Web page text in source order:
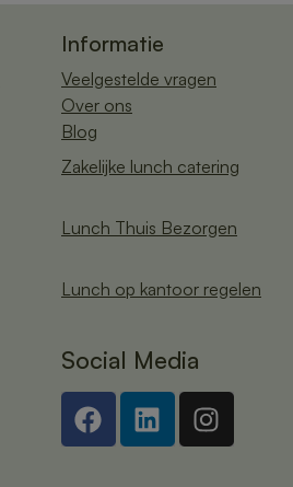
Informatie
Veelgestelde vragen
Over ons
Blog
Zakelijke lunch catering
Lunch Thuis Bezorgen
Lunch op kantoor regelen
Social Media